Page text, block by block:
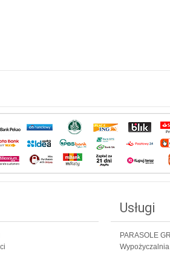
Usługi
PARASOLE